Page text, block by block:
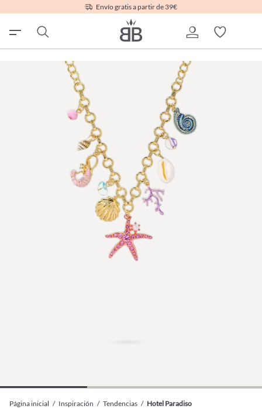
Envío gratis a partir de 39€
Página inicial / Inspiración / Tendencias / Hotel Paradiso